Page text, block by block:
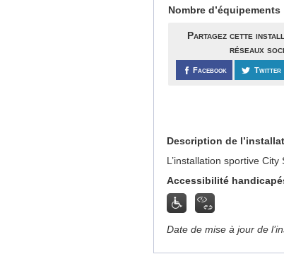
Nombre d’équipements
Partagez cette
réseaux
Facebook Twitter
Description de
L’installation sportive
Accessibilité
Date de mise à jour de